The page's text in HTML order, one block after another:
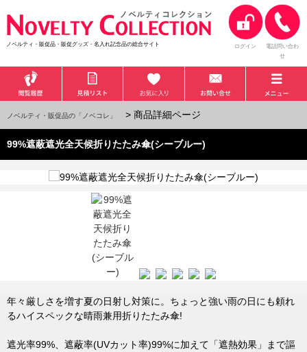
ノベルティ・販促品・販促グッズ・名入れ記念品の総合サイト ログイン
電話問い合わ
せ
ノベルティ・販促品の「ノベコレ」 > 商品詳細ページ
99%遮蔽遮光全天候折りたたみ傘(シーブルー)
年々厳しさを増す夏の日射し対策に。ちょっと強い雨の日にも頼れ
るハイスペックな晴雨兼用折りたたみ傘!
遮光率99%、遮蔽率(UVカット率)99%に加えて「遮熱効果」まで謳